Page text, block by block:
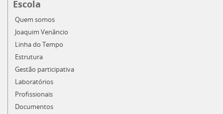
Escola
Quem somos
Joaquim Venâncio
Linha do Tempo
Estrutura
Gestão participativa
Laboratórios
Profissionais
Documentos